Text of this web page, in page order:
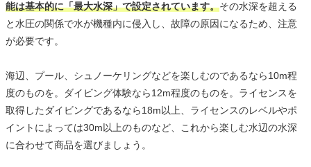
能は基本的に「最大水深」で設定されています。その水深を超える
と水圧の関係で水が機種内に侵入し、故障の原因になるため、注意
が必要です。
海辺、プール、シュノーケリングなどを楽しむのであるなら10m程
度のものを。ダイビング体験なら12m程度のものを。ライセンスを
取得したダイビングであるなら18m以上、ライセンスのレベルやポ
イントによっては30m以上のものなど、これから楽しむ水辺の水深
に合わせて商品を選びましょう。